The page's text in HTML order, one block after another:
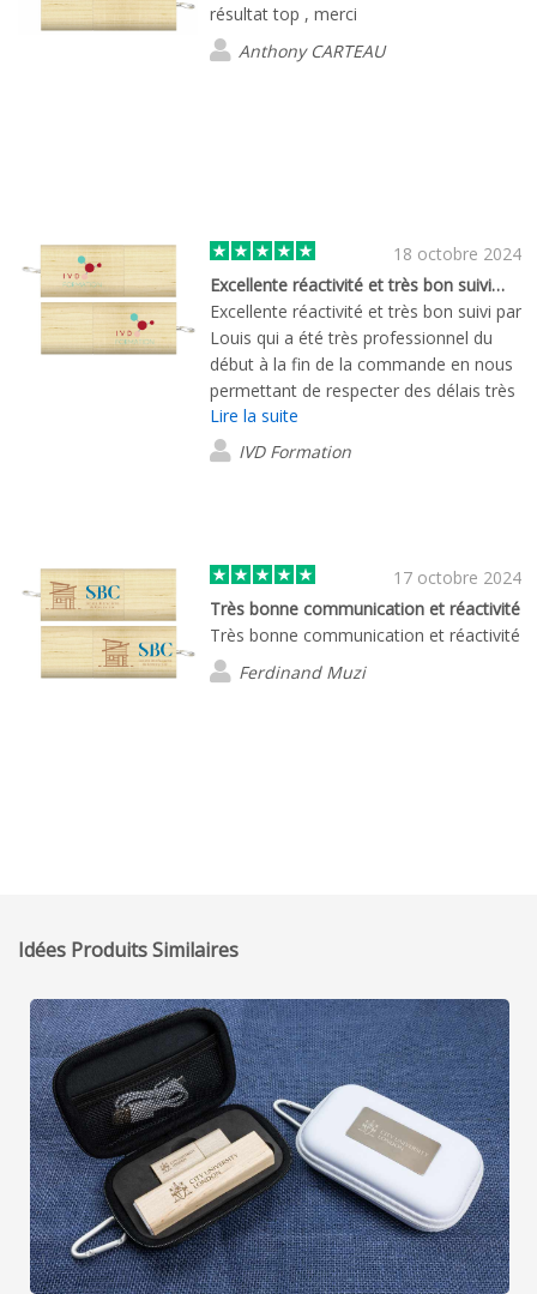
résultat top , merci
Anthony CARTEAU
18 octobre 2024
Excellente réactivité et très bon suivi…
Excellente réactivité et très bon suivi par
Louis qui a été très professionnel du
début à la fin de la commande en nous
permettant de respecter des délais très
courts. Merci !
Lire la suite
IVD Formation
17 octobre 2024
Très bonne communication et réactivité
Très bonne communication et réactivité
Ferdinand Muzi
Idées Produits Similaires